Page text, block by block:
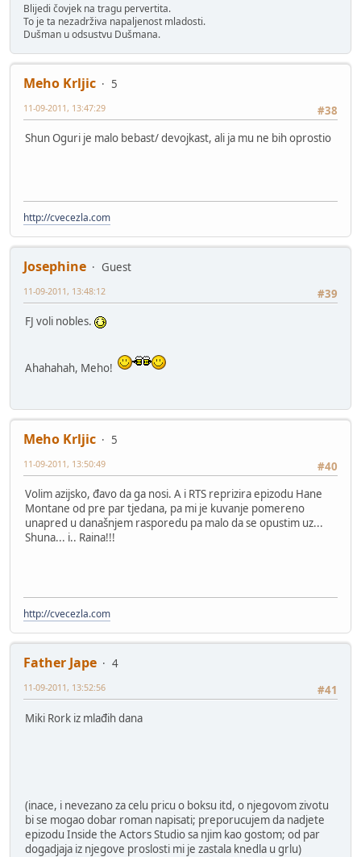
Blijedi čovjek na tragu pervertita.
To je ta nezadrživa napaljenost mladosti.
Dušman u odsustvu Dušmana.
Meho Krljic
5
#38
11-09-2011, 13:47:29
Shun Oguri je malo bebast/ devojkast, ali ja mu ne bih oprostio
http://cvecezla.com
Josephine
Guest
#39
11-09-2011, 13:48:12
FJ voli nobles.
Ahahahah, Meho!
Meho Krljic
5
#40
11-09-2011, 13:50:49
Volim azijsko, đavo da ga nosi. A i RTS reprizira epizodu Hane
Montane od pre par tjedana, pa mi je kuvanje pomereno
unapred u današnjem rasporedu pa malo da se opustim uz...
Shuna... i.. Raina!!!
http://cvecezla.com
Father Jape
4
#41
11-09-2011, 13:52:56
Miki Rork iz mlađih dana
(inace, i nevezano za celu pricu o boksu itd, o njegovom zivotu
bi se mogao dobar roman napisati; preporucujem da nadjete
epizodu Inside the Actors Studio sa njim kao gostom; od par
dogadjaja iz njegove proslosti mi je zastala knedla u grlu)